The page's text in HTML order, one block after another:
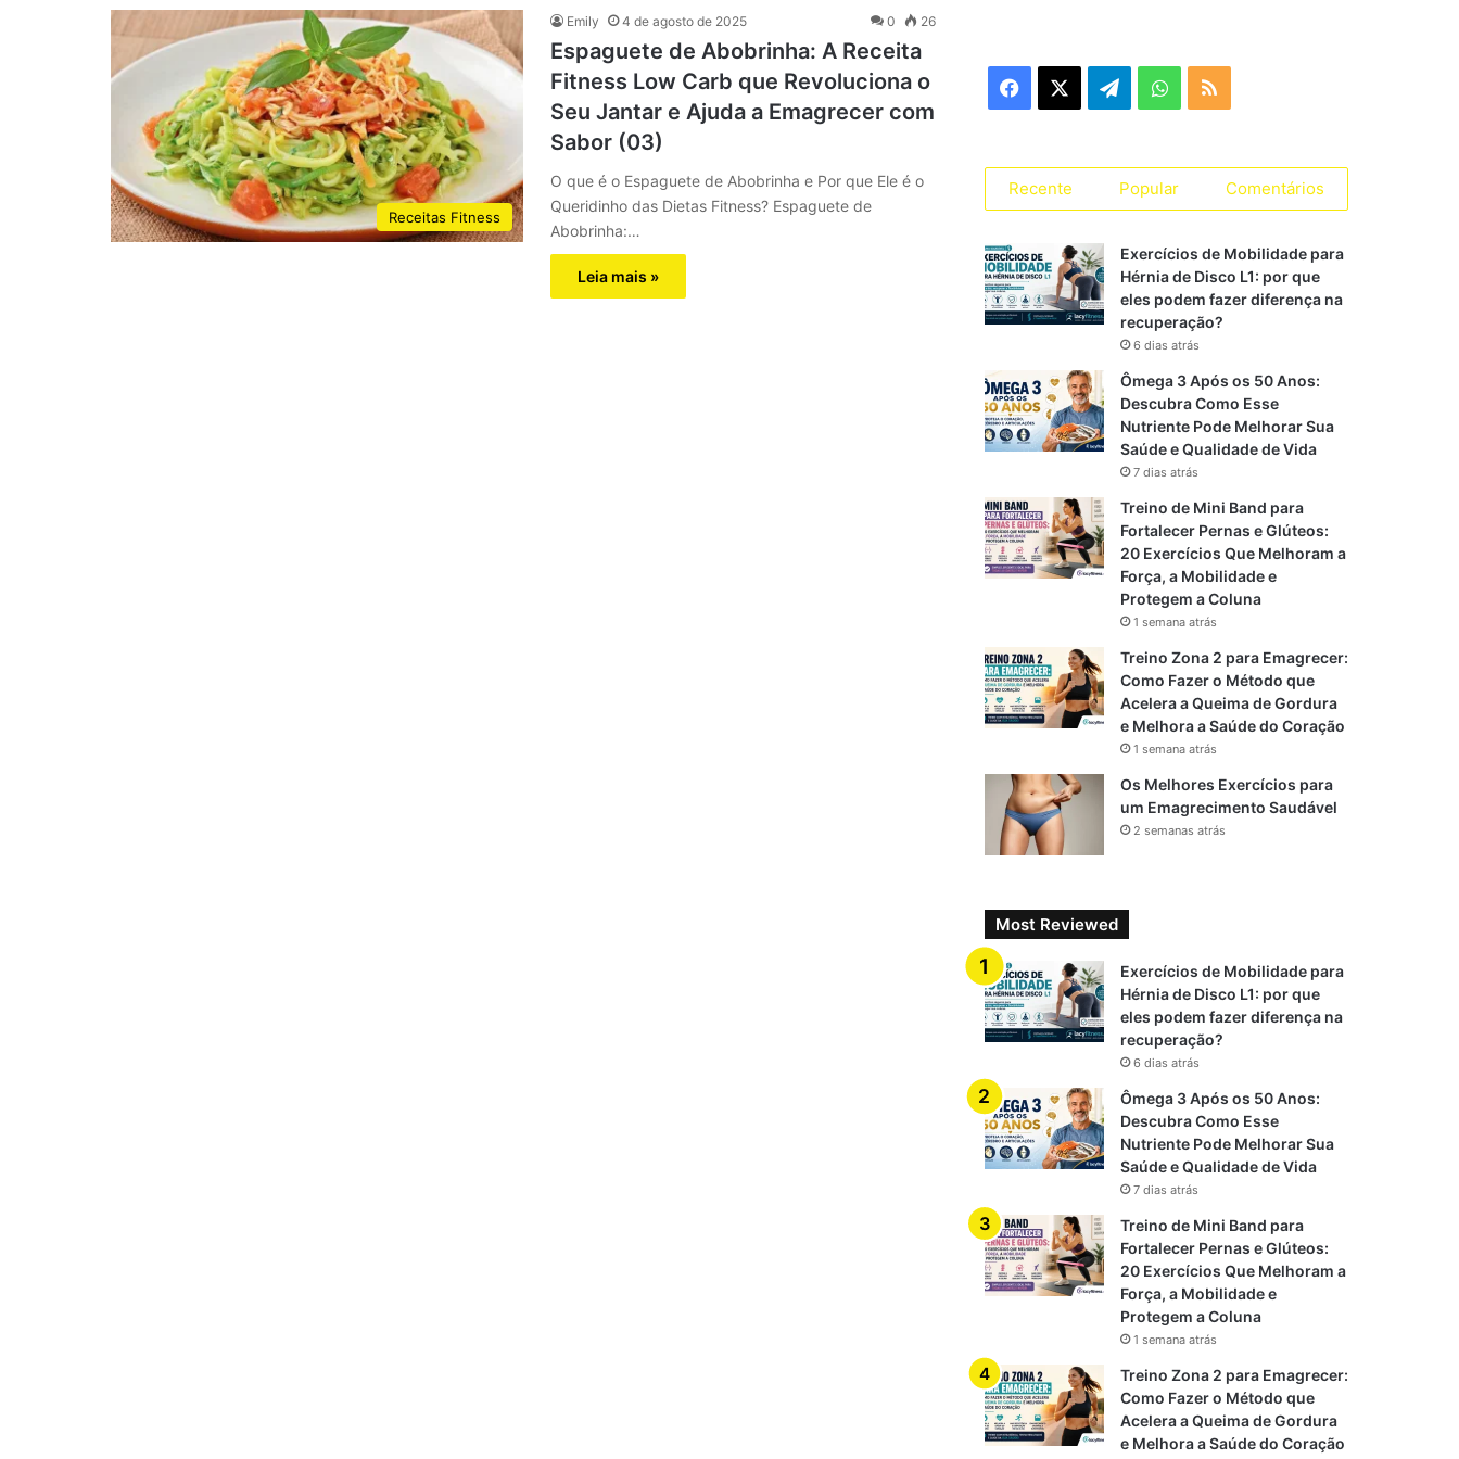
Receitas Fitness
Emily 4 de agosto de 2025 0 26
Espaguete de Abobrinha: A Receita
Fitness Low Carb que Revoluciona o
Seu Jantar e Ajuda a Emagrecer com
Sabor (03)
O que é o Espaguete de Abobrinha e Por que Ele é o
Queridinho das Dietas Fitness? Espaguete de
Abobrinha:…
Leia mais »
r
a
c
e
b
o
k
l
e
g
r
a
m
W
a
t
s
A
p
p
S
Recente Popular Comentários
Exercícios de Mobilidade para
Hérnia de Disco L1: por que
eles podem fazer diferença na
recuperação?
6 dias atrás
Ômega 3 Após os 50 Anos:
Descubra Como Esse
Nutriente Pode Melhorar Sua
Saúde e Qualidade de Vida
7 dias atrás
Treino de Mini Band para
Fortalecer Pernas e Glúteos:
20 Exercícios Que Melhoram a
Força, a Mobilidade e
Protegem a Coluna
1 semana atrás
Treino Zona 2 para Emagrecer:
Como Fazer o Método que
Acelera a Queima de Gordura
e Melhora a Saúde do Coração
1 semana atrás
Os Melhores Exercícios para
um Emagrecimento Saudável
2 semanas atrás
Most Reviewed
Exercícios de Mobilidade para
Hérnia de Disco L1: por que
eles podem fazer diferença na
recuperação?
6 dias atrás
Ômega 3 Após os 50 Anos:
Descubra Como Esse
Nutriente Pode Melhorar Sua
Saúde e Qualidade de Vida
7 dias atrás
Treino de Mini Band para
Fortalecer Pernas e Glúteos:
20 Exercícios Que Melhoram a
Força, a Mobilidade e
Protegem a Coluna
1 semana atrás
Treino Zona 2 para Emagrecer:
Como Fazer o Método que
Acelera a Queima de Gordura
e Melhora a Saúde do Coração